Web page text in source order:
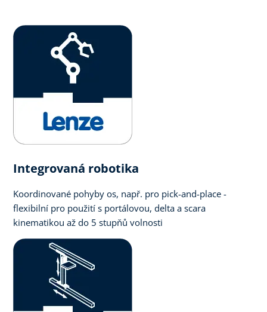
Integrovaná robotika
Koordinované pohyby os, např. pro pick-and-place -
flexibilní pro použití s portálovou, delta a scara
kinematikou až do 5 stupňů volnosti